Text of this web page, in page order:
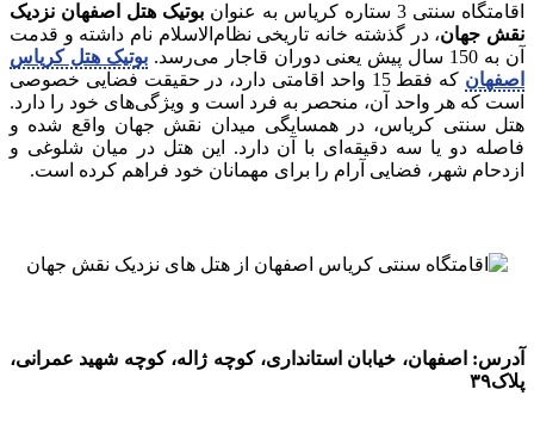
اقامتگاه سنتی 3 ستاره کریاس به عنوان
بوتیک هتل اصفهان نزدیک
نقش جهان، در گذشته خانه تاریخی نظام‌الاسلام نام داشته و قدمت
آن به 150 سال پیش یعنی دوران قاجار می‌رسد.
بوتیک هتل کریاس
اصفهان
که فقط 15 واحد اقامتی دارد، در حقیقت فضایی خصوصی
است که هر واحد آن، منحصر به فرد است و ویژگی‌های خود را دارد.
هتل سنتی کریاس، در همسایگی میدان نقش جهان واقع شده و
فاصله دو یا سه دقیقه‌ای با آن دارد. این هتل در میان شلوغی و
ازدحام شهر، فضایی آرام را برای مهمانان خود فراهم کرده است.
آدرس: اصفهان، خیابان استانداری، کوچه ژاله، کوچه شهید عمرانی،
پلاک۳۹